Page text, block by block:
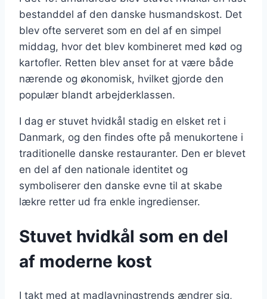
bestanddel af den danske husmandskost. Det
blev ofte serveret som en del af en simpel
middag, hvor det blev kombineret med kød og
kartofler. Retten blev anset for at være både
nærende og økonomisk, hvilket gjorde den
populær blandt arbejderklassen.
I dag er stuvet hvidkål stadig en elsket ret i
Danmark, og den findes ofte på menukortene i
traditionelle danske restauranter. Den er blevet
en del af den nationale identitet og
symboliserer den danske evne til at skabe
lækre retter ud fra enkle ingredienser.
Stuvet hvidkål som en del
af moderne kost
I takt med at madlavningstrends ændrer sig,